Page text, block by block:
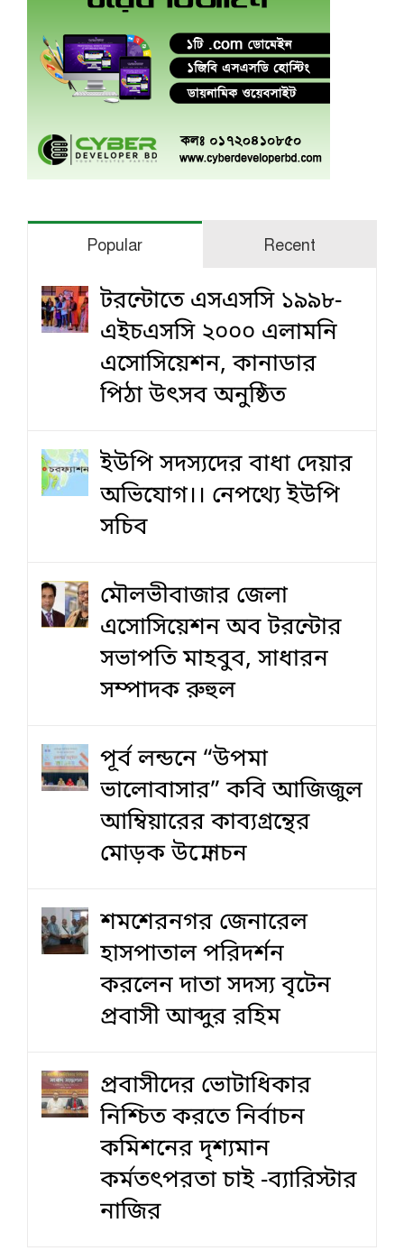
Popular Recent
টরন্টোতে এসএসসি ১৯৯৮-
এইচএসসি ২০০০ এলামনি
এসোসিয়েশন, কানাডার
পিঠা উৎসব অনুষ্ঠিত
ইউপি সদস্যদের বাধা দেয়ার
অভিযোগ।। নেপথ্যে ইউপি
সচিব
মৌলভীবাজার জেলা
এসোসিয়েশন অব টরন্টোর
সভাপতি মাহবুব, সাধারন
সম্পাদক রুহুল
পূর্ব লন্ডনে “উপমা
ভালোবাসার” কবি আজিজুল
আম্বিয়ারের কাব্যগ্রন্থের
মোড়ক উন্মোচন
শমশেরনগর জেনারেল
হাসপাতাল পরিদর্শন
করলেন দাতা সদস্য বৃটেন
প্রবাসী আব্দুর রহিম
প্রবাসীদের ভোটাধিকার
নিশ্চিত করতে নির্বাচন
কমিশনের দৃশ‍্যমান
কর্মতৎপরতা চাই -ব্যারিস্টার
নাজির